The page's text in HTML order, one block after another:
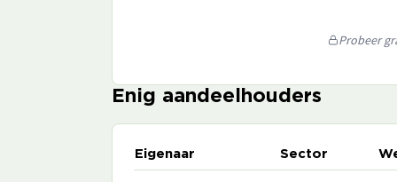
Probeer
Enig aandeelhouders
Eigenaar Sector